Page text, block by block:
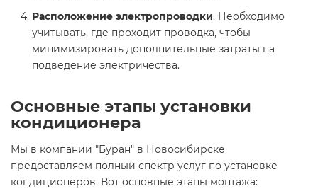
Расположение электропроводки. Необходимо
учитывать, где проходит проводка, чтобы
минимизировать дополнительные затраты на
подведение электричества.
Основные этапы установки
кондиционера
Мы в компании "Буран" в Новосибирске
предоставляем полный спектр услуг по установке
кондиционеров. Вот основные этапы монтажа: